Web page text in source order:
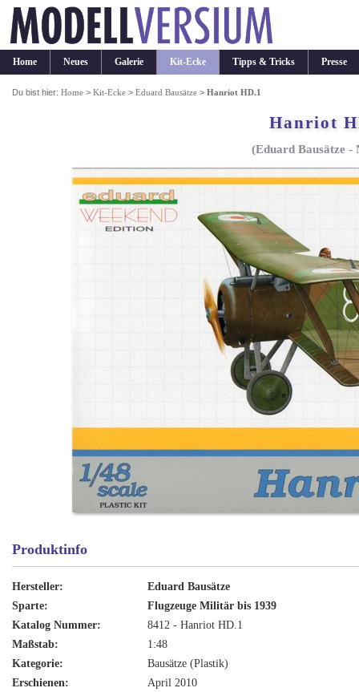
Home Neues Galerie Kit-Ecke Tipps & Tricks Presse
Du bist hier:Home >Kit-Ecke >Eduard Bausätze >Hanriot HD.1
Hanriot
(Eduard Bausätze -
Produktinfo
Hersteller:
Eduard Bausätze
Sparte:
Flugzeuge Militär bis 1939
Katalog Nummer:
8412 - Hanriot HD.1
Maßstab:
1:48
Kategorie:
Bausätze (Plastik)
Erschienen:
April 2010